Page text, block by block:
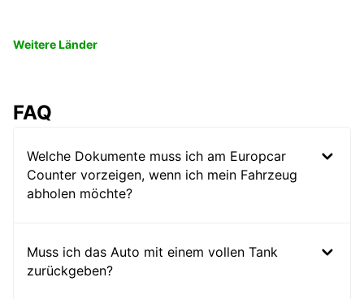
Weitere Länder
FAQ
Welche Dokumente muss ich am Europcar
Counter vorzeigen, wenn ich mein Fahrzeug
abholen möchte?
Muss ich das Auto mit einem vollen Tank
zurückgeben?